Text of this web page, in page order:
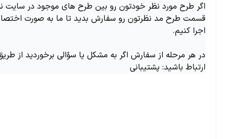
اگر طرح مورد نظر خودتون رو بین طرح های موجود در سایت
قسمت طرح مد نظرتون رو سفارش بدید تا ما به صورت
اجرا کنیم.
در هر مرحله از سفارش اگر به مشکل یا سؤالی برخوردید از
ارتباط باشید: پشتیبانی